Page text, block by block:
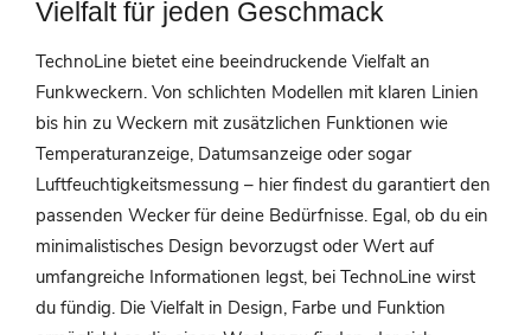
Vielfalt für jeden Geschmack
TechnoLine bietet eine beeindruckende Vielfalt an
Funkweckern. Von schlichten Modellen mit klaren Linien
bis hin zu Weckern mit zusätzlichen Funktionen wie
Temperaturanzeige, Datumsanzeige oder sogar
Luftfeuchtigkeitsmessung – hier findest du garantiert den
passenden Wecker für deine Bedürfnisse. Egal, ob du ein
minimalistisches Design bevorzugst oder Wert auf
umfangreiche Informationen legst, bei TechnoLine wirst
du fündig. Die Vielfalt in Design, Farbe und Funktion